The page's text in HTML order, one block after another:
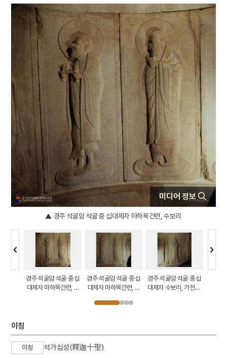
2 기린도
3
세조
4
이륜행실도
5
묘작도
6
상제
7 3저 호황
8
강경의식
9
개띠
10
고국원왕
미디어 정보
경주 석굴암 석굴 중 십대제자 마하목건련, 수보리
경주 석굴암 석굴 중 십
대제자 마하목건련, 수
경주 석굴암 석굴 중 십
대제자 마하목건련, 수
경주 석굴암 석굴 중 십
대제자 수보리, 가전연,
이칭
이칭 석가십성(釋迦十聖)